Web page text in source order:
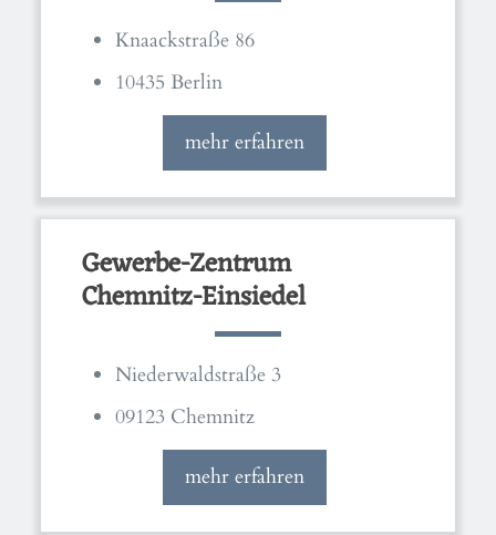
Knaackstraße 86
10435 Berlin
mehr erfahren
Gewerbe-Zentrum
Chemnitz-Einsiedel
Niederwaldstraße 3
09123 Chemnitz
mehr erfahren